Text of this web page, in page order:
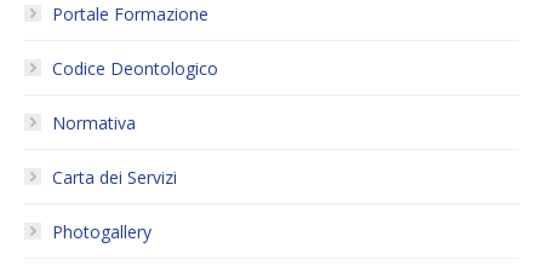
Portale Formazione
Codice Deontologico
Normativa
Carta dei Servizi
Photogallery